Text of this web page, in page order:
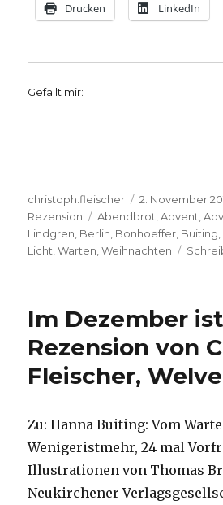
Drucken LinkedIn
Gefällt mir:
Autor
christoph.fleischer
Veröffentlicht
am
2. November
Rezension
Schlagwörter
Abendbrot,Advent,
Lindgren, Berlin, Bonhoeffer, Buiting,
Licht,Warten,Weihnachten
Im Dezember
Rezension von
Fleischer,
Zu: Hanna Buiting: Vom
Wenigeristmehr, 24 mal
Illustrationen von Thomas
Neukirchener